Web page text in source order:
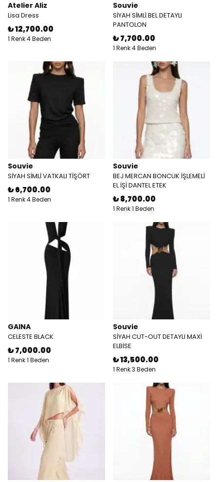
Atelier Aliz
Lisa Dress
₺ 12,700.00
1 Renk 4 Beden
Souvie
SİYAH SİMLİ BEL DETAYLI
PANTOLON
₺ 7,700.00
1 Renk 4 Beden
Souvie
SİYAH SİMLİ VATKALI TİŞÖRT
₺ 6,700.00
1 Renk 4 Beden
Souvie
BEJ MERCAN BONCUK İŞLEMELİ
EL İŞİ DANTEL ETEK
₺ 8,700.00
1 Renk 1 Beden
GAINA
CELESTE BLACK
₺ 7,000.00
1 Renk 1 Beden
Souvie
SİYAH CUT-OUT DETAYLI MAXİ
ELBİSE
₺ 13,500.00
1 Renk 3 Beden